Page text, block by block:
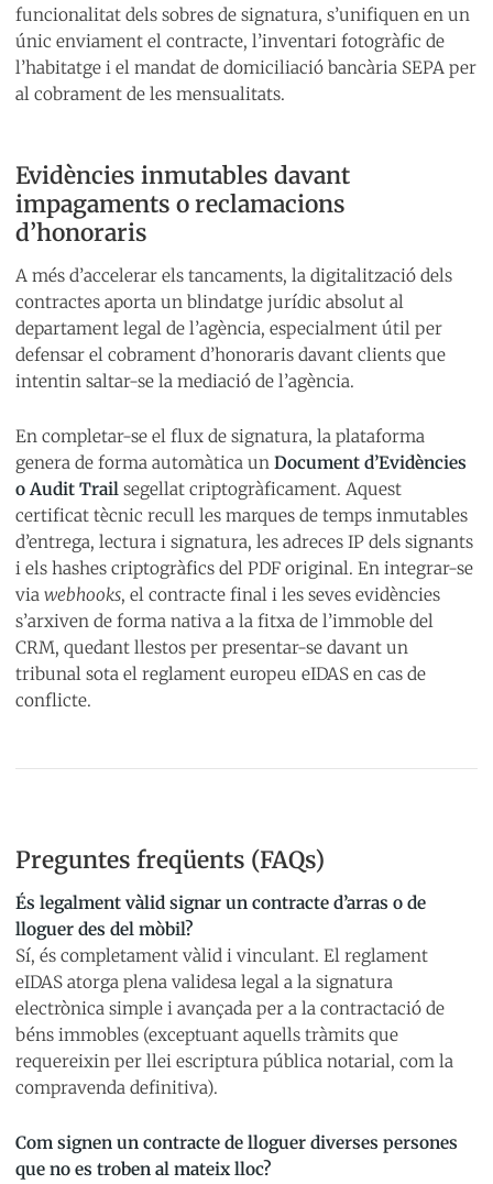
funcionalitat dels sobres de signatura, s’unifiquen en un
únic enviament el contracte, l’inventari fotogràfic de
l’habitatge i el mandat de domiciliació bancària SEPA per
al cobrament de les mensualitats.
Evidències inmutables davant
impagaments o reclamacions
d’honoraris
A més d’accelerar els tancaments, la digitalització dels
contractes aporta un blindatge jurídic absolut al
departament legal de l’agència, especialment útil per
defensar el cobrament d’honoraris davant clients que
intentin saltar-se la mediació de l’agència.
En completar-se el flux de signatura, la plataforma
genera de forma automàtica un Document d’Evidències
o Audit Trail segellat criptogràficament. Aquest
certificat tècnic recull les marques de temps inmutables
d’entrega, lectura i signatura, les adreces IP dels signants
i els hashes criptogràfics del PDF original. En integrar-se
via webhooks, el contracte final i les seves evidències
s’arxiven de forma nativa a la fitxa de l’immoble del
CRM, quedant llestos per presentar-se davant un
tribunal sota el reglament europeu eIDAS en cas de
conflicte.
Preguntes freqüents (FAQs)
És legalment vàlid signar un contracte d’arras o de
lloguer des del mòbil?
Sí, és completament vàlid i vinculant. El reglament
eIDAS atorga plena validesa legal a la signatura
electrònica simple i avançada per a la contractació de
béns immobles (exceptuant aquells tràmits que
requereixin per llei escriptura pública notarial, com la
compravenda definitiva).
Com signen un contracte de lloguer diverses persones
que no es troben al mateix lloc?